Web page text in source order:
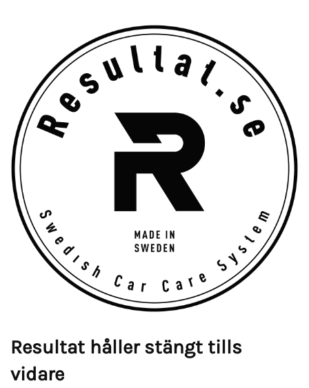
Resultat håller stängt tills
vidare